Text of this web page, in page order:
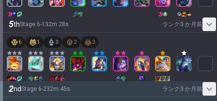
5thStage 6-1 32m 28s ランク 3 か月前
6 1 3 2 3
2ndStage 6-232m 45s ランク 3 か月前